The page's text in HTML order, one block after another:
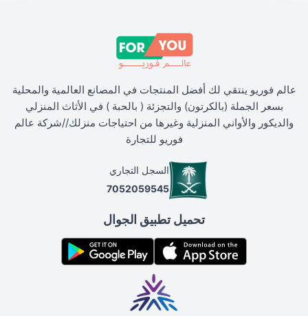
عالم فوريو ينتقي لك أفضل المنتجات في المصانع العالمية والمحلية
بسعر الجملة (بالكرتون) والتجزئة ( بالحبة ) في الأثاث المنزلي
والديكور والأواني المنزلية وغيرها من احتياجات منزلك//شركة عالم
فوريو للتجارة
السجل التجاري
7052059545
تحميل تطبيق الجوال